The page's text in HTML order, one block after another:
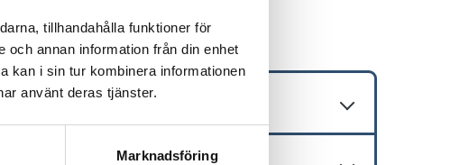
tillhandahålla funktioner för
annan information från din enhet
kan i sin tur kombinera informationen
använt deras tjänster.
Marknadsföring